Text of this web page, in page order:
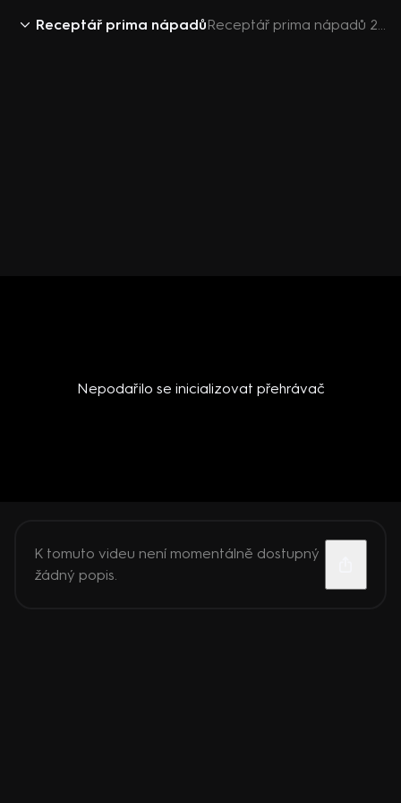
Receptář prima nápadů Receptář prima nápadů 2018 (13): Smilax
Nepodařilo se inicializovat přehrávač
K tomuto videu není momentálně dostupný
žádný popis.